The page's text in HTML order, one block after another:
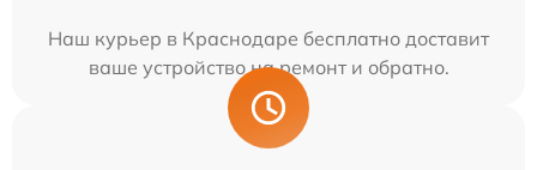
Наш курьер в Краснодаре бесплатно доставит
ваше устройство на ремонт и обратно.